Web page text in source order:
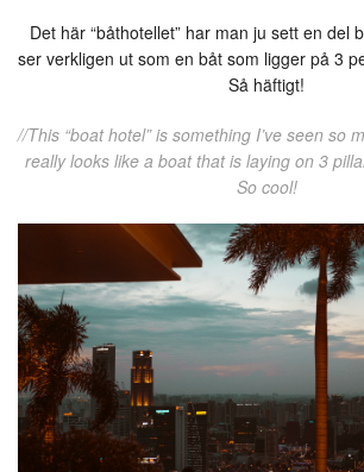
Det här “båthotellet” har man ju sett en del
ser verkligen ut som en båt som ligger på 3
Så häftigt!
//This “boat hotel” is something I’ve seen so
really looks like a boat that is laying on 3
So cool!